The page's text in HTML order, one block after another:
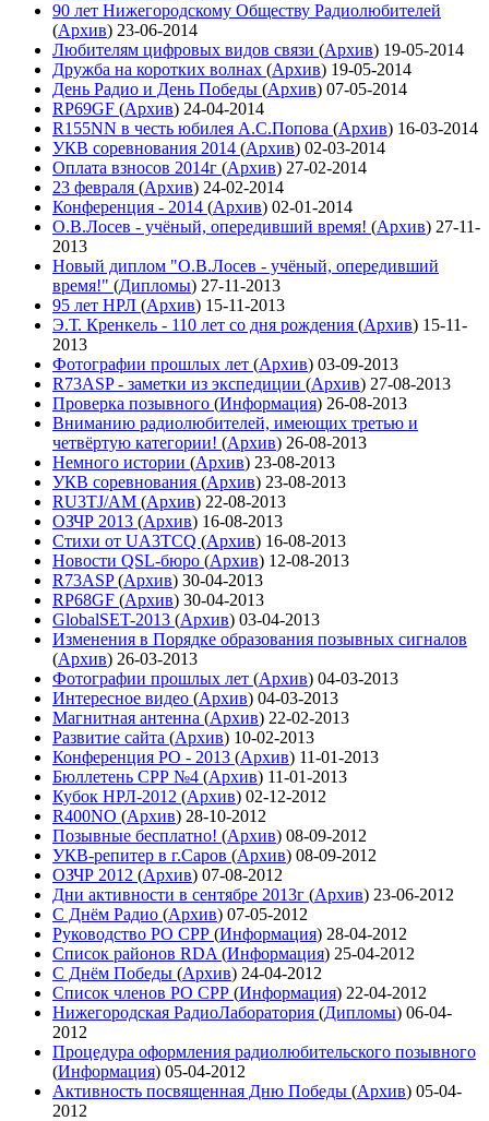
90 лет Нижегородскому Обществу Радиолюбителей
(Архив) 23-06-2014
Любителям цифровых видов связи (Архив) 19-05-2014
Дружба на коротких волнах (Архив) 19-05-2014
День Радио и День Победы (Архив) 07-05-2014
RP69GF (Архив) 24-04-2014
R155NN в честь юбилея А.С.Попова (Архив) 16-03-2014
УКВ соревнования 2014 (Архив) 02-03-2014
Оплата взносов 2014г (Архив) 27-02-2014
23 февраля (Архив) 24-02-2014
Конференция - 2014 (Архив) 02-01-2014
О.В.Лосев - учёный, опередивший время! (Архив) 27-11-
2013
Новый диплом "О.В.Лосев - учёный, опередивший
время!" (Дипломы) 27-11-2013
95 лет НРЛ (Архив) 15-11-2013
Э.Т. Кренкель - 110 лет со дня рождения (Архив) 15-11-
2013
Фотографии прошлых лет (Архив) 03-09-2013
R73ASP - заметки из экспедиции (Архив) 27-08-2013
Проверка позывного (Информация) 26-08-2013
Вниманию радиолюбителей, имеющих третью и
четвёртую категории! (Архив) 26-08-2013
Немного истории (Архив) 23-08-2013
УКВ соревнования (Архив) 23-08-2013
RU3TJ/AM (Архив) 22-08-2013
ОЗЧР 2013 (Архив) 16-08-2013
Стихи от UA3TCQ (Архив) 16-08-2013
Новости QSL-бюро (Архив) 12-08-2013
R73ASP(Архив) 30-04-2013
RP68GF (Архив) 30-04-2013
GlobalSET-2013 (Архив) 03-04-2013
Изменения в Порядке образования позывных сигналов
(Архив) 26-03-2013
Фотографии прошлых лет (Архив) 04-03-2013
Интересное видео (Архив) 04-03-2013
Магнитная антенна (Архив) 22-02-2013
Развитие сайта (Архив) 10-02-2013
Конференция РО - 2013 (Архив) 11-01-2013
Бюллетень СРР №4 (Архив) 11-01-2013
Кубок НРЛ-2012 (Архив) 02-12-2012
R400NO (Архив) 28-10-2012
Позывные бесплатно! (Архив) 08-09-2012
УКВ-репитер в г.Саров (Архив) 08-09-2012
ОЗЧР 2012 (Архив) 07-08-2012
Дни активности в сентябре 2013г (Архив) 23-06-2012
С Днём Радио (Архив) 07-05-2012
Руководство РО СРР (Информация) 28-04-2012
Список районов RDA (Информация) 25-04-2012
С Днём Победы (Архив) 24-04-2012
Список членов РО СРР (Информация) 22-04-2012
Нижегородская РадиоЛаборатория (Дипломы) 06-04-
2012
Процедура оформления радиолюбительского позывного
(Информация) 05-04-2012
Активность посвященная Дню Победы (Архив) 05-04-
2012